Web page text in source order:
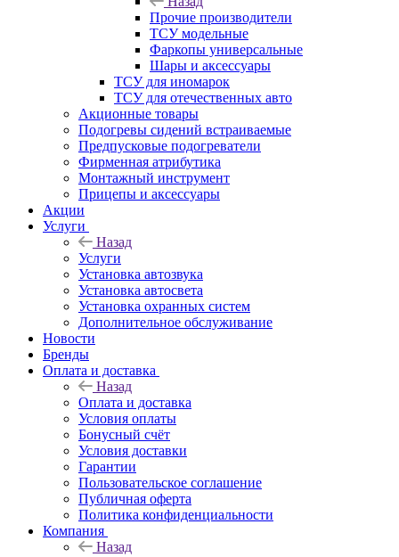
Прочие производители
ТСУ модельные
Фаркопы универсальные
Шары и аксессуары
ТСУ для иномарок
ТСУ для отечественных авто
Акционные товары
Подогревы сидений встраиваемые
Предпусковые подогреватели
Фирменная атрибутика
Монтажный инструмент
Прицепы и аксессуары
Акции
Услуги
Назад
Услуги
Установка автозвука
Установка автосвета
Установка охранных систем
Дополнительное обслуживание
Новости
Бренды
Оплата и доставка
Назад
Оплата и доставка
Условия оплаты
Бонусный счёт
Условия доставки
Гарантии
Пользовательское соглашение
Публичная оферта
Политика конфиденциальности
Компания
Назад